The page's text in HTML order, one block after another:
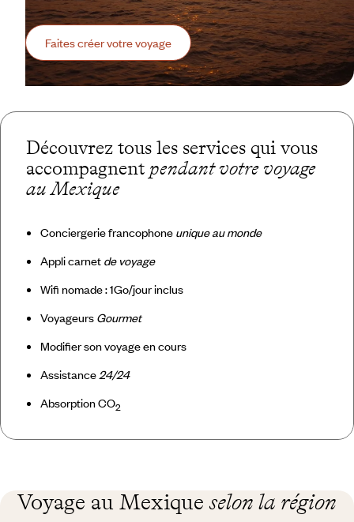
Faites créer votre voyage
Découvrez tous les services qui vous
accompagnent pendant votre voyage
au Mexique
Conciergerie francophone unique au monde
Appli carnet de voyage
Wifi nomade : 1Go/jour inclus
Voyageurs Gourmet
Modifier son voyage en cours
Assistance24/24
Absorption CO2
Voyage au Mexique selon la région